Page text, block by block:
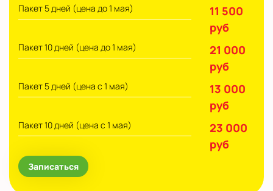
Пакет 5 дней (цена до 1 мая)
11 500
руб
Пакет 10 дней (цена до 1 мая)
21 000
руб
Пакет 5 дней (цена с 1 мая)
13 000
руб
Пакет 10 дней (цена с 1 мая)
23 000
руб
Записаться